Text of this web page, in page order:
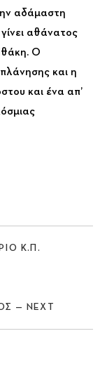
αδάμαστη
αθάνατος
Ο
και η
και ένα απ’
Κ.Π.
— NEXT